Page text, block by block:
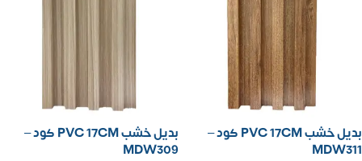
بديل خشب PVC 17CM كود –
MDW311
بديل خشب PVC 17CM كود –
MDW309